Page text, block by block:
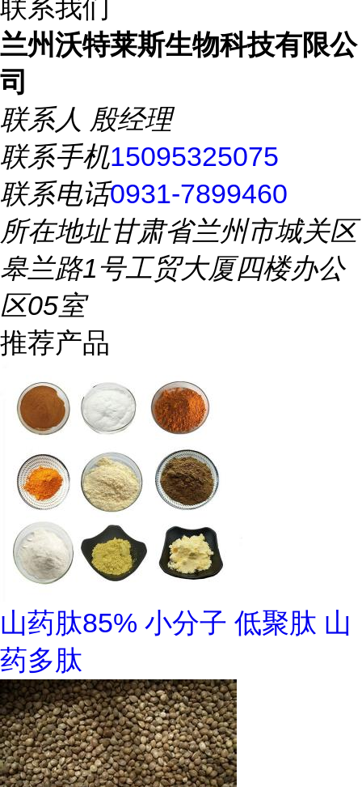
联系我们
兰州沃特莱斯生物科技有限公
司
联系人 殷经理
联系手机15095325075
联系电话0931-7899460
所在地址甘肃省兰州市城关区
皋兰路1号工贸大厦四楼办公
区05室
推荐产品
山药肽85% 小分子 低聚肽 山
药多肽